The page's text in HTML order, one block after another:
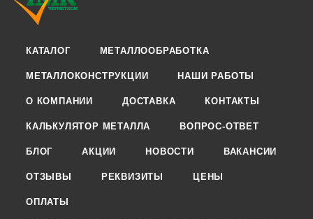
КАТАЛОГ МЕТАЛЛООБРАБОТКА
МЕТАЛЛОКОНСТРУКЦИИ НАШИ РАБОТЫ
О КОМПАНИИ ДОСТАВКА КОНТАКТЫ
КАЛЬКУЛЯТОР МЕТАЛЛА ВОПРОС-ОТВЕТ
БЛОГ АКЦИИ НОВОСТИ ВАКАНСИИ
ОТЗЫВЫ РЕКВИЗИТЫ ЦЕНЫ
ОПЛАТЫ